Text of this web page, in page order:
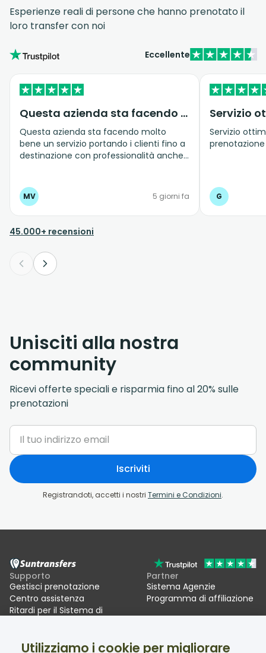
Esperienze reali di persone che hanno prenotato il
loro transfer con noi
Eccellente
Questa azienda sta facendo molto bene…
Questa azienda sta facendo molto
bene un servizio portando i clienti fino a
destinazione con professionalità anche
MV 5 giorni fa
Servizio
prenotazione
G
45.000+ recensioni
Unisciti alla nostra
community
Ricevi offerte speciali e risparmia fino al 20% sulle
prenotazioni
Iscriviti
Registrandoti, accetti i nostri Termini e Condizioni.
Supporto
Gestisci prenotazione
Centro assistenza
Ritardi per il Sistema di
Partner
Sistema Agenzie
Programma di affiliazione
Utilizziamo i cookie per migliorare